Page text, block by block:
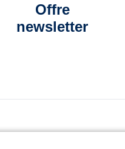
Offre
newsletter